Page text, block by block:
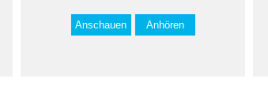
Anschauen Anhören